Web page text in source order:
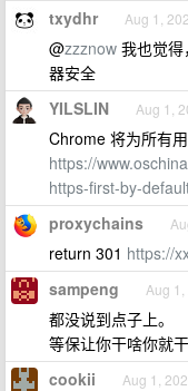
txydhr Aug 1,
@zzznow 我也觉
器安全
YILSLIN Aug 1,
Chrome 将为所有
https://
https-first-by-
proxychains
return 301 https://
sampeng Aug
都没说到点子上。
等保让你干啥你就
cookii Aug 1,